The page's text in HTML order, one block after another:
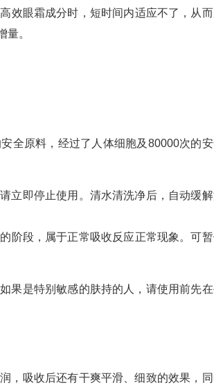
效眼霜成分时，短时间内适应不了，从
。
全原料，经过了人体细胞及80000次的
立即停止使用。清水清洗净后，自动缓
阶段，属于正常吸收反应正常现象。可
果是特别敏感的肤持的人，请使用前先
，吸收后还有干爽平滑、细致的效果，